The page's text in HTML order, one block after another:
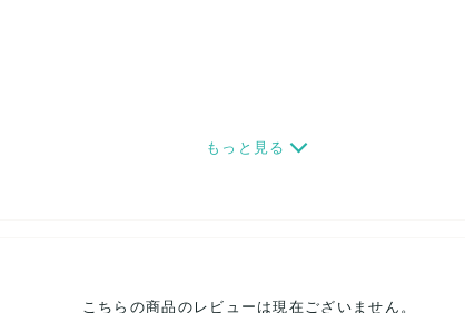
もっと見る
こちらの商品のレビューは現在ございません。